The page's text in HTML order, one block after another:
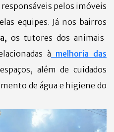
responsáveis pelos imóveis
equipes. Já nos bairros
os tutores dos animais
à melhoria das
além de cuidados
de água e higiene do